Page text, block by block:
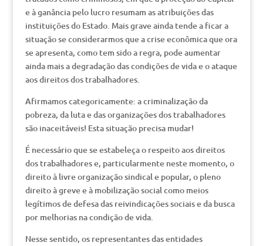
e à ganância pelo lucro resumam as atribuições das
instituições do Estado. Mais grave ainda tende a ficar a
situação se considerarmos que a crise econômica que ora
se apresenta, como tem sido a regra, pode aumentar
ainda mais a degradação das condições de vida e o ataque
aos direitos dos trabalhadores.
Afirmamos categoricamente: a criminalização da
pobreza, da luta e das organizações dos trabalhadores
são inaceitáveis! Esta situação precisa mudar!
É necessário que se estabeleça o respeito aos direitos
dos trabalhadores e, particularmente neste momento, o
direito à livre organização sindical e popular, o pleno
direito à greve e à mobilização social como meios
legítimos de defesa das reivindicações sociais e da busca
por melhorias na condição de vida.
Nesse sentido, os representantes das entidades